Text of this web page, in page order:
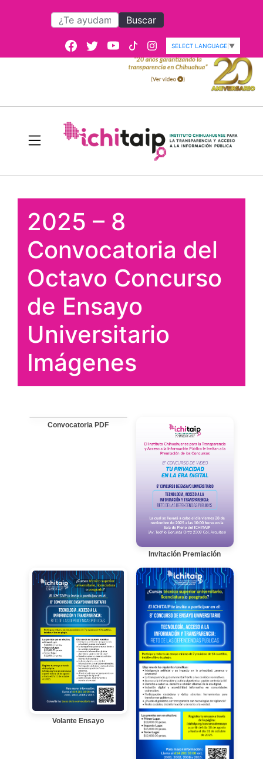
Buscar
SELECT LANGUAGE ▼
2025 – 8
Convocatoria del
Octavo Concurso
de Ensayo
Universitario
Imágenes
Convocatoria PDF
Invitación Premiación
Volante Ensayo